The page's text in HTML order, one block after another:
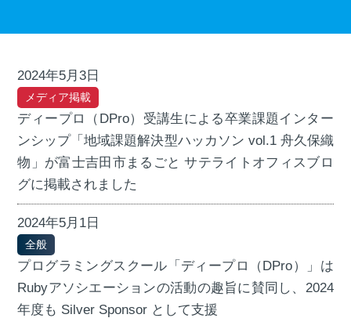
2024年5月3日
メディア掲載
ディープロ（DPro）受講生による卒業課題インター
ンシップ「地域課題解決型ハッカソン vol.1 舟久保織
物」が富士吉田市まるごと サテライトオフィスブロ
グに掲載されました
2024年5月1日
全般
プログラミングスクール「ディープロ（DPro）」は
Rubyアソシエーションの活動の趣旨に賛同し、2024
年度も Silver Sponsor として支援